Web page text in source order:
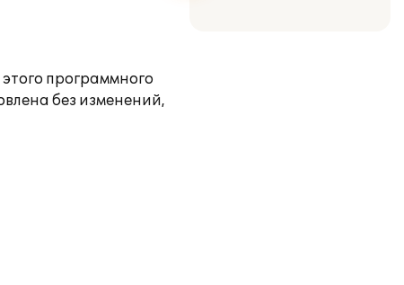
программного
без изменений,